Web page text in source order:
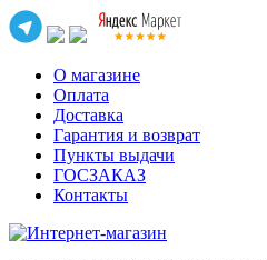
О магазине
Оплата
Доставка
Гарантия и возврат
Пункты выдачи
ГОСЗАКАЗ
Контакты